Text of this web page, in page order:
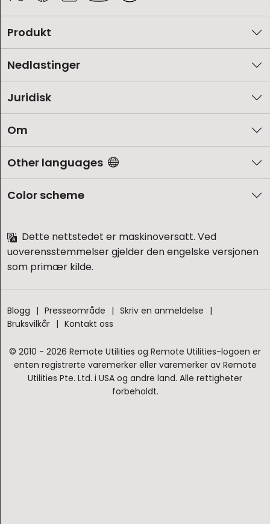
Produkt
Nedlastinger
Juridisk
Om
Other languages
Color scheme
Dette nettstedet er maskinoversatt. Ved
uoverensstemmelser gjelder den engelske versjonen
som primær kilde.
Blogg Presseområde
Skriv en anmeldelse
Bruksvilkår
Kontakt oss
© 2010 - 2026 Remote Utilities og Remote Utilities-logoen er
enten registrerte varemerker eller varemerker av Remote
Utilities Pte. Ltd. i USA og andre land. Alle rettigheter
forbeholdt.